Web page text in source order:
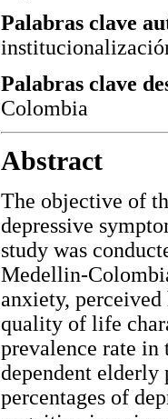
Palabras clave
Palabras clave
Colombia
Abstract
The objective of
depressive
study was
Medellin-
anxiety,
quality of life
prevalence rate in
dependent
percentages of